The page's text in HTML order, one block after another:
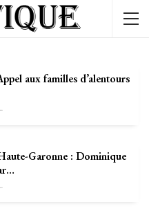
aux familles d’alentours
Marechal
Garonne : Dominique
Marechal